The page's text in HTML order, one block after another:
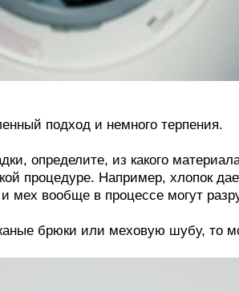
подход и немного терпения.
определите, из какого
процедуре. Например, хлопок
мех вообще в процессе могут
брюки или меховую шубу, то